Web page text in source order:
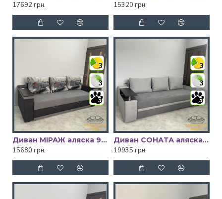
17692 грн.
15320 грн.
3
3
3
Диван МІРАЖ аляска 93/аляска 10/панно street v05 Київський Стандарт
15680 грн.
3
3
3
Диван СОНАТА аляска 93/аляска 08 Київський Стандарт
19935 грн.